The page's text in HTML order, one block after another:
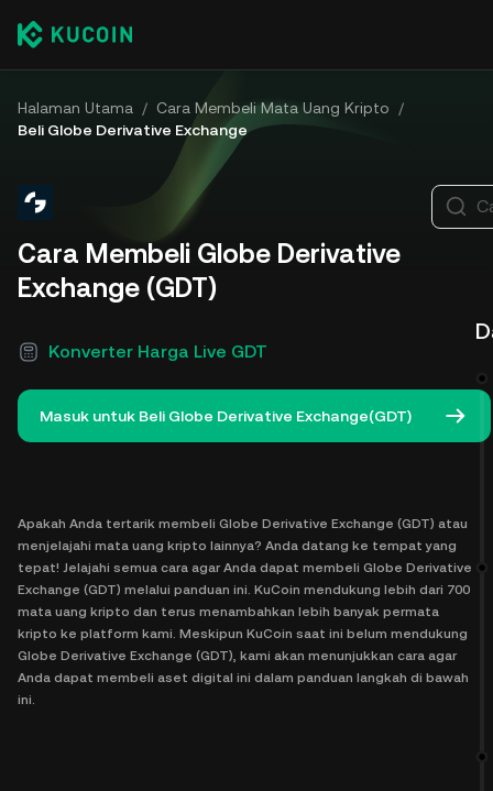
Halaman Utama / Cara Membeli Mata Uang Kripto
/
Beli Globe Derivative Exchange
Cara Membeli Globe Derivative
Exchange (GDT)
Konverter Harga Live GDT
Masuk untuk Beli Globe Derivative Exchange(GDT)
Apakah Anda tertarik membeli Globe Derivative Exchange (GDT) atau
menjelajahi mata uang kripto lainnya? Anda datang ke tempat yang
tepat! Jelajahi semua cara agar Anda dapat membeli Globe Derivative
Exchange (GDT) melalui panduan ini. KuCoin mendukung lebih dari 700
mata uang kripto dan terus menambahkan lebih banyak permata
kripto ke platform kami. Meskipun KuCoin saat ini belum mendukung
Globe Derivative Exchange (GDT), kami akan menunjukkan cara agar
Anda dapat membeli aset digital ini dalam panduan langkah di bawah
ini.